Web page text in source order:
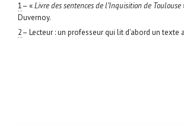
1– «Livre des sentences de l’Inquisition de Toulouse
Duvernoy.
2– Lecteur : un professeur qui lit d’abord un texte